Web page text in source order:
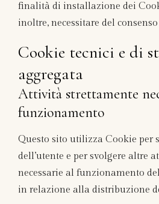
finalità di installazione dei
inoltre, necessitare del consenso
Cookie tecnici e di
aggregata
Attività strettamente
funzionamento
Questo sito utilizza Cookie per
dell’utente e per svolgere altre
necessarie al funzionamento
in relazione alla distribuzione